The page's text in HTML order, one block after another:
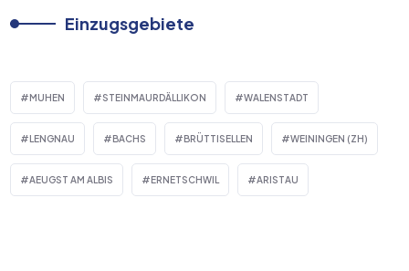
Einzugsgebiete
MUHEN STEINMAURDÄLLIKON WALENSTADT
LENGNAU BACHS BRÜTTISELLEN WEININGEN (ZH)
AEUGST AM ALBIS ERNETSCHWIL ARISTAU